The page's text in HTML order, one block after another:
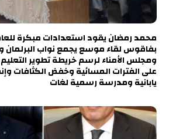
محمد رمضان يقود استعدادات مبكرة
بفاقوس لقاء موسع يجمع نواب البرلمان
ومجلس الأمناء لرسم خريطة تطوير
على الفترات المسائية وخفض الكثافات
يابانية ومدرسة رسمية لغات